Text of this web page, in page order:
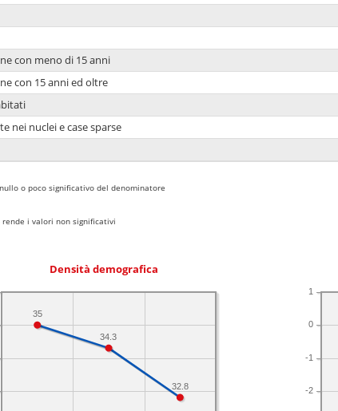
con meno di 15 anni
con 15 anni ed oltre
nei nuclei e case sparse
o poco significativo del denominatore
rende i valori non significativi
Densità demografica
32.8
34.3
35
-2
-1
0
1